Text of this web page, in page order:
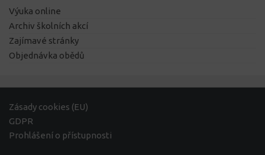
Výuka online
Archiv školních akcí
Zajímavé stránky
Objednávka obědů
Zásady cookies (EU)
GDPR
Prohlášení o přístupnosti